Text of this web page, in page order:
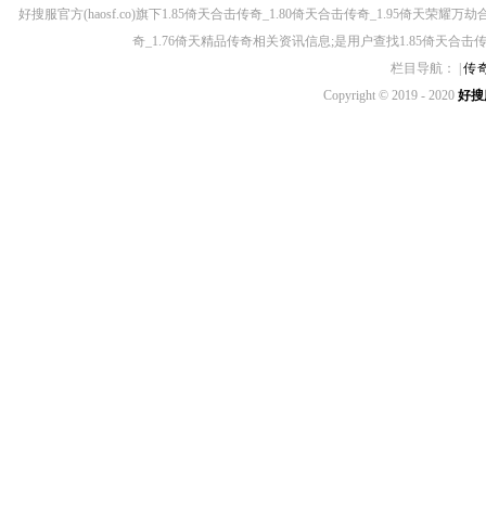
好搜服官方(haosf.co)旗下1.85倚天合击传奇_1.80倚天合击传奇_1.95倚天荣耀万
奇_1.76倚天精品传奇相关资讯信息;是用户查找1.85倚天合击
栏目导航： |传
Copyright © 2019 - 2020 好搜